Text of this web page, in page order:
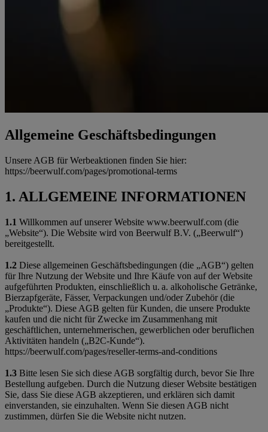
Allgemeine Geschäftsbedingungen
Unsere AGB für Werbeaktionen finden Sie hier:
https://beerwulf.com/pages/promotional-terms
1. ALLGEMEINE INFORMATIONEN
1.1 Willkommen auf unserer Website www.beerwulf.com (die
„Website“). Die Website wird von Beerwulf B.V. („Beerwulf“)
bereitgestellt.
1.2 Diese allgemeinen Geschäftsbedingungen (die „AGB“) gelten
für Ihre Nutzung der Website und Ihre Käufe von auf der Website
aufgeführten Produkten, einschließlich u. a. alkoholische Getränke,
Bierzapfgeräte, Fässer, Verpackungen und/oder Zubehör (die
„Produkte“). Diese AGB gelten für Kunden, die unsere Produkte
kaufen und die nicht für Zwecke im Zusammenhang mit
geschäftlichen, unternehmerischen, gewerblichen oder beruflichen
Aktivitäten handeln („B2C-Kunde“).
https://beerwulf.com/pages/reseller-terms-and-conditions
1.3 Bitte lesen Sie sich diese AGB sorgfältig durch, bevor Sie Ihre
Bestellung aufgeben. Durch die Nutzung dieser Website bestätigen
Sie, dass Sie diese AGB akzeptieren, und erklären sich damit
einverstanden, sie einzuhalten. Wenn Sie diesen AGB nicht
zustimmen, dürfen Sie die Website nicht nutzen.